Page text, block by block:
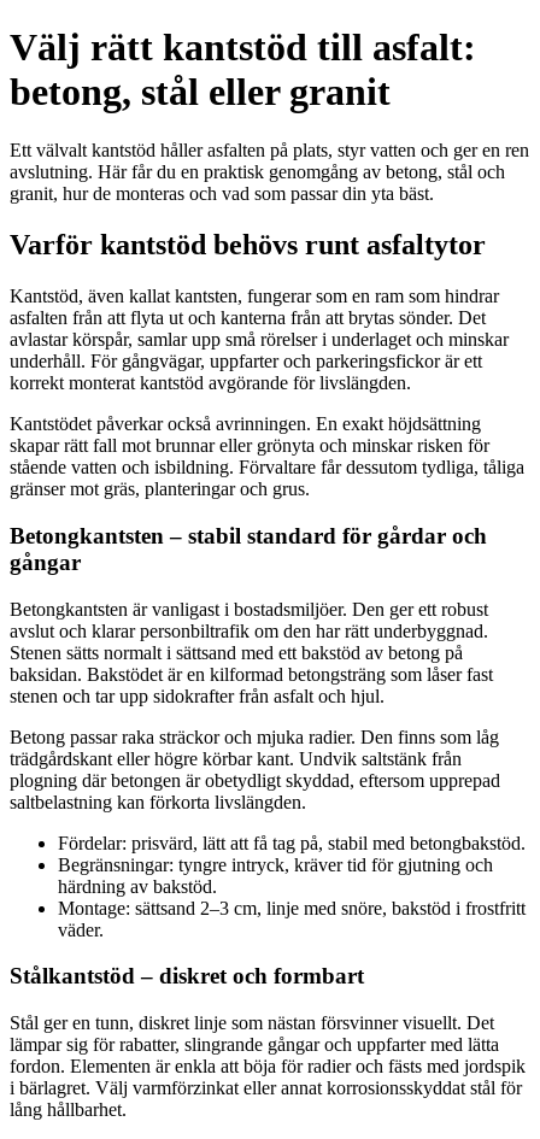
Välj rätt kantstöd till asfalt:
betong, stål eller granit
Ett välvalt kantstöd håller asfalten på plats, styr vatten och ger en ren
avslutning. Här får du en praktisk genomgång av betong, stål och
granit, hur de monteras och vad som passar din yta bäst.
Varför kantstöd behövs runt asfaltytor
Kantstöd, även kallat kantsten, fungerar som en ram som hindrar
asfalten från att flyta ut och kanterna från att brytas sönder. Det
avlastar körspår, samlar upp små rörelser i underlaget och minskar
underhåll. För gångvägar, uppfarter och parkeringsfickor är ett
korrekt monterat kantstöd avgörande för livslängden.
Kantstödet påverkar också avrinningen. En exakt höjdsättning
skapar rätt fall mot brunnar eller grönyta och minskar risken för
stående vatten och isbildning. Förvaltare får dessutom tydliga, tåliga
gränser mot gräs, planteringar och grus.
Betongkantsten – stabil standard för gårdar och
gångar
Betongkantsten är vanligast i bostadsmiljöer. Den ger ett robust
avslut och klarar personbiltrafik om den har rätt underbyggnad.
Stenen sätts normalt i sättsand med ett bakstöd av betong på
baksidan. Bakstödet är en kilformad betongsträng som låser fast
stenen och tar upp sidokrafter från asfalt och hjul.
Betong passar raka sträckor och mjuka radier. Den finns som låg
trädgårdskant eller högre körbar kant. Undvik saltstänk från
plogning där betongen är obetydligt skyddad, eftersom upprepad
saltbelastning kan förkorta livslängden.
Fördelar: prisvärd, lätt att få tag på, stabil med betongbakstöd.
Begränsningar: tyngre intryck, kräver tid för gjutning och
härdning av bakstöd.
Montage: sättsand 2–3 cm, linje med snöre, bakstöd i frostfritt
väder.
Stålkantstöd – diskret och formbart
Stål ger en tunn, diskret linje som nästan försvinner visuellt. Det
lämpar sig för rabatter, slingrande gångar och uppfarter med lätta
fordon. Elementen är enkla att böja för radier och fästs med jordspik
i bärlagret. Välj varmförzinkat eller annat korrosionsskyddat stål för
lång hållbarhet.